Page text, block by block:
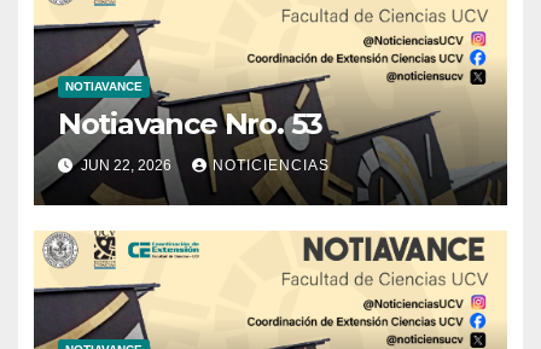
NOTIAVANCE
Notiavance Nro. 53
JUN 22, 2026 NOTICIENCIAS